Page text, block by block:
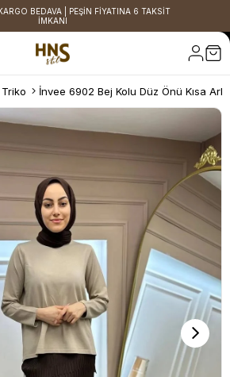
BEDAVA | PEŞİN FİYATINA 6 TAKSİT
İMKANI
Triko İnvee 6902 Bej Kolu Düz Önü Kısa